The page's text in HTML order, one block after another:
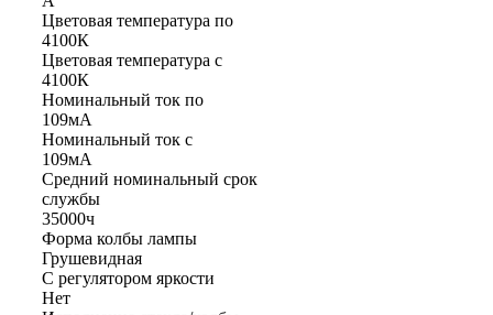
Цветовая температура по
4100К
Цветовая температура с
4100К
Номинальный ток по
109мА
Номинальный ток с
109мА
Средний номинальный срок
службы
35000ч
Форма колбы лампы
Грушевидная
С регулятором яркости
Нет